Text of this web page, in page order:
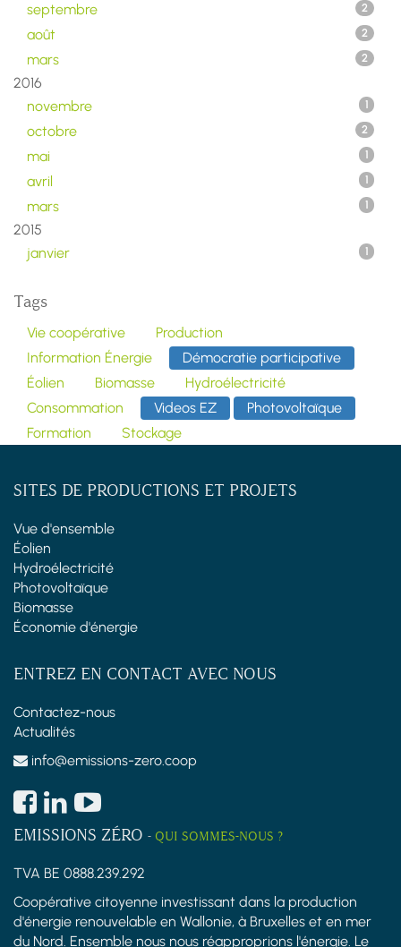
septembre 2
août 2
mars 2
2016
novembre
1
octobre 2
mai 1
avril 1
mars 1
2015
janvier
1
Tags
Vie coopérative
Production
Information Énergie
Démocratie participative
Éolien
Biomasse
Hydroélectricité
Consommation
Videos EZ
Photovoltaïque
Formation
Stockage
SITES DE PRODUCTIONS ET PROJETS
Vue d'ensemble
Éolien
Hydroélectricité
Photovoltaïque
Biomasse
Économie d'énergie
ENTREZ EN CONTACT AVEC NOUS
Contactez-nous
Actualités
info@emissions-zero.coop
EMISSIONS ZÉRO - QUI SOMMES-NOUS ?
TVA BE 0888.239.292
Coopérative citoyenne investissant dans la production
d'énergie renouvelable en Wallonie, à Bruxelles et en mer
du Nord. Ensemble nous nous réapproprions l'énergie. Le